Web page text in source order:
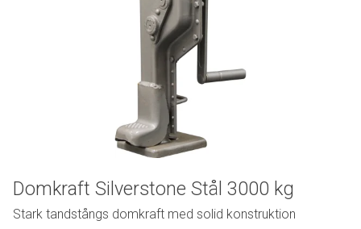
Domkraft Silverstone Stål 3000 kg
Stark tandstångs domkraft med solid konstruktion